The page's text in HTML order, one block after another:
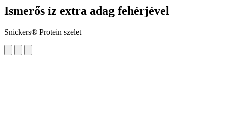
Ismerős íz extra adag fehérjével
Snickers® Protein szelet